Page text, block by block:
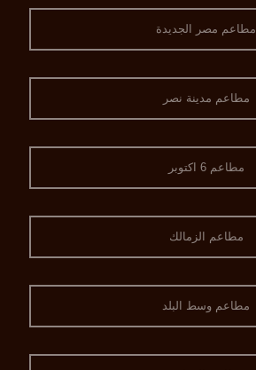
مطاعم مصر الجديدة
مطاعم مدينة نصر
مطاعم 6 اكتوبر
مطاعم الزمالك
مطاعم وسط البلد